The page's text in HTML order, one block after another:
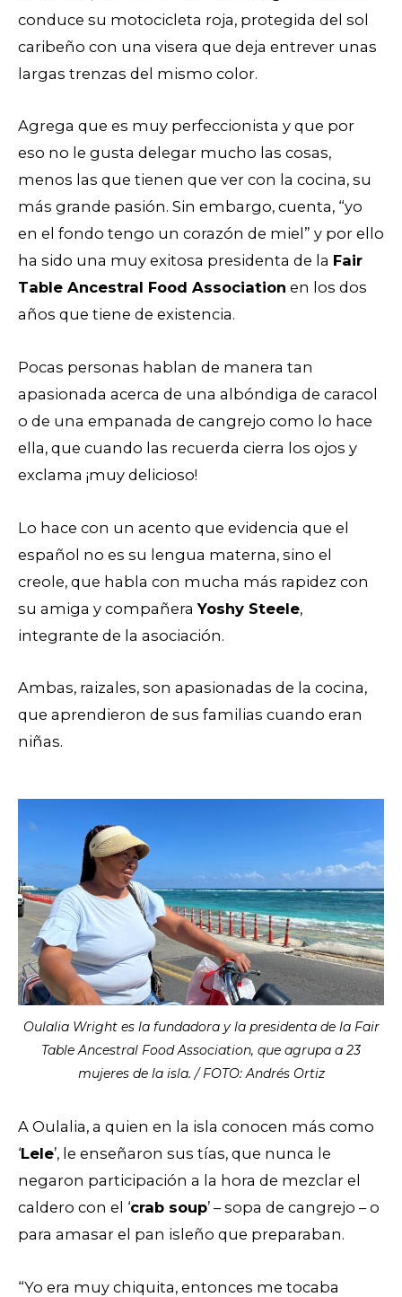
conduce su motocicleta roja, protegida del sol
caribeño con una visera que deja entrever unas
largas trenzas del mismo color.
Agrega que es muy perfeccionista y que por
eso no le gusta delegar mucho las cosas,
menos las que tienen que ver con la cocina, su
más grande pasión. Sin embargo, cuenta, “yo
en el fondo tengo un corazón de miel” y por ello
ha sido una muy exitosa presidenta de la Fair
Table Ancestral Food Association en los dos
años que tiene de existencia.
Pocas personas hablan de manera tan
apasionada acerca de una albóndiga de caracol
o de una empanada de cangrejo como lo hace
ella, que cuando las recuerda cierra los ojos y
exclama ¡muy delicioso!
Lo hace con un acento que evidencia que el
español no es su lengua materna, sino el
creole, que habla con mucha más rapidez con
su amiga y compañeraYoshy Steele,
integrante de la asociación.
Ambas, raizales, son apasionadas de la cocina,
que aprendieron de sus familias cuando eran
niñas.
Oulalia Wright es la fundadora y la presidenta de la Fair
Table Ancestral Food Association, que agrupa a 23
mujeres de la isla. / FOTO: Andrés Ortiz
A Oulalia, a quien en la isla conocen más como
‘Lele’, le enseñaron sus tías, que nunca le
negaron participación a la hora de mezclar el
caldero con el ‘crab soup’ – sopa de cangrejo – o
para amasar el pan isleño que preparaban.
“Yo era muy chiquita, entonces me tocaba